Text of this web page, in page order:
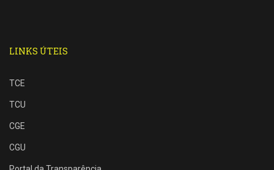
LINKS ÚTEIS
TCE
TCU
CGE
CGU